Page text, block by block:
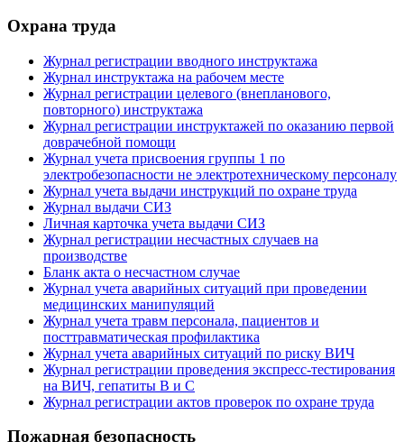
Охрана труда
Журнал регистрации вводного инструктажа
Журнал инструктажа на рабочем месте
Журнал регистрации целевого (внепланового,
повторного) инструктажа
Журнал регистрации инструктажей по оказанию первой
доврачебной помощи
Журнал учета присвоения группы 1 по
электробезопасности не электротехническому персоналу
Журнал учета выдачи инструкций по охране труда
Журнал выдачи СИЗ
Личная карточка учета выдачи СИЗ
Журнал регистрации несчастных случаев на
производстве
Бланк акта о несчастном случае
Журнал учета аварийных ситуаций при проведении
медицинских манипуляций
Журнал учета травм персонала, пациентов и
посттравматическая профилактика
Журнал учета аварийных ситуаций по риску ВИЧ
Журнал регистрации проведения экспресс-тестирования
на ВИЧ, гепатиты В и С
Журнал регистрации актов проверок по охране труда
Пожарная безопасность